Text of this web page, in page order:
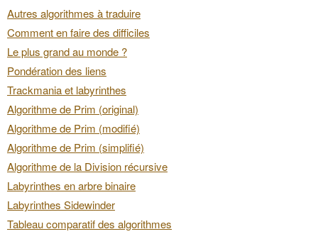
Autres algorithmes à traduire
Comment en faire des difficiles
Le plus grand au monde ?
Pondération des liens
Trackmania et labyrinthes
Algorithme de Prim (original)
Algorithme de Prim (modifié)
Algorithme de Prim (simplifié)
Algorithme de la Division récursive
Labyrinthes en arbre binaire
Labyrinthes Sidewinder
Tableau comparatif des algorithmes